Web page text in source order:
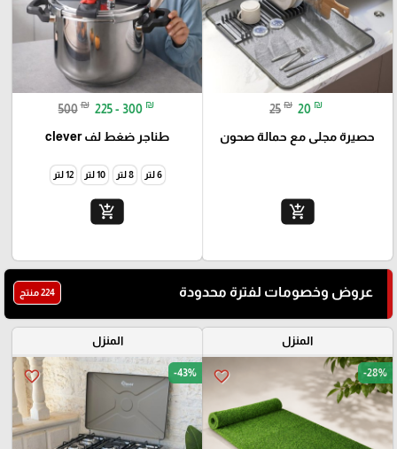
25 ₪ 20 ₪
حصيرة مجلى مع حمالة صحون
add_shopping_cart
500 ₪ 225 - 300 ₪
طناجر ضغط لف clever
6 لتر 8 لتر 10 لتر 12 لتر
add_shopping_cart
عروض وخصومات لفترة محدودة 224 منتج
المنزل
favorite_border -28%
المنزل
favorite_border -43%